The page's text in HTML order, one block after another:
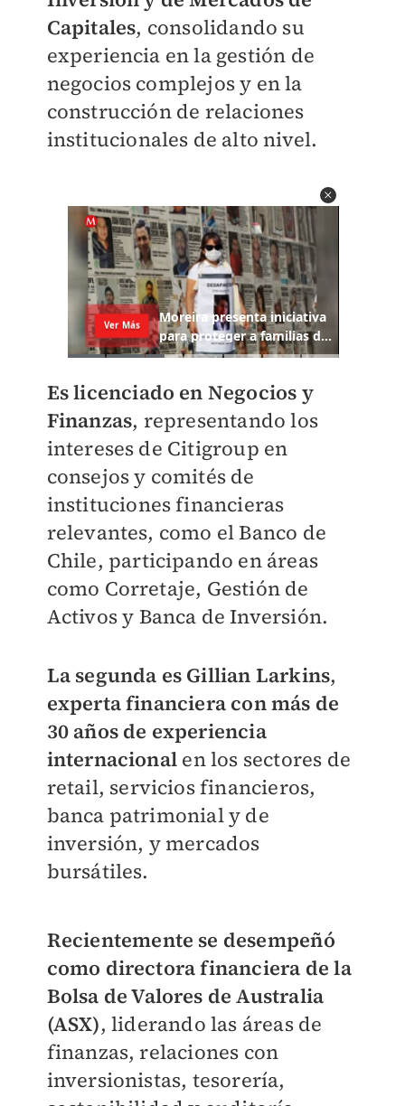
Capitales, consolidando su
experiencia en la gestión de
negocios complejos y en la
construcción de relaciones
institucionales de alto nivel.
Es licenciado en Negocios y
Finanzas, representando los
intereses de Citigroup en
consejos y comités de
instituciones financieras
relevantes, como el Banco de
Chile, participando en áreas
como Corretaje, Gestión de
Activos y Banca de Inversión.
La segunda es Gillian Larkins,
experta financiera con más de
30 años de experiencia
internacional en los sectores de
retail, servicios financieros,
banca patrimonial y de
inversión, y mercados
bursátiles.
Recientemente se desempeñó
como directora financiera de la
Bolsa de Valores de Australia
(ASX), liderando las áreas de
finanzas, relaciones con
inversionistas, tesorería,